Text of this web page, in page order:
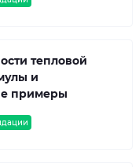
тепловой
и
примеры